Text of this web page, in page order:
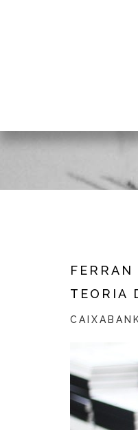
TEORIA